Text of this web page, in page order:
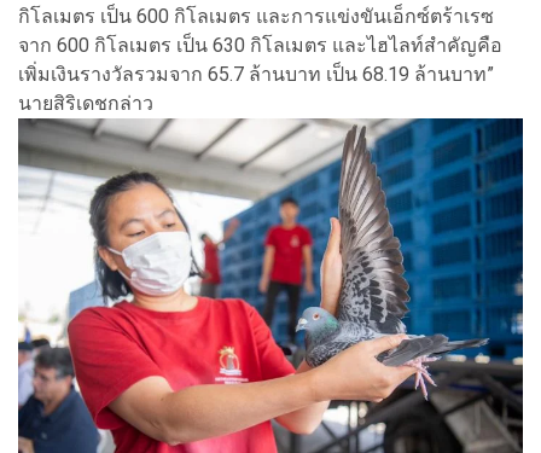
กิโลเมตร เป็น 600 กิโลเมตร และการแข่งขันเอ็กซ์ตร้าเรซ
จาก 600 กิโลเมตร เป็น 630 กิโลเมตร และไฮไลท์สำคัญคือ
เพิ่มเงินรางวัลรวมจาก 65.7 ล้านบาท เป็น 68.19 ล้านบาท”
นายสิริเดชกล่าว